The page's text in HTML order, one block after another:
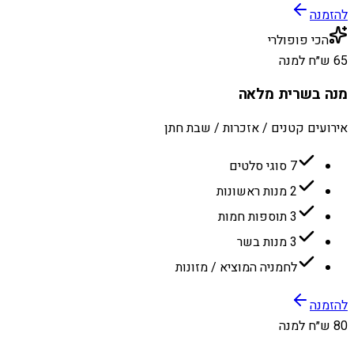
להזמנה
הכי פופולרי
65 ש״ח למנה
מנה בשרית מלאה
אירועים קטנים / אזכרות / שבת חתן
7 סוגי סלטים
2 מנות ראשונות
3 תוספות חמות
3 מנות בשר
לחמניה המוציא / מזונות
להזמנה
80 ש״ח למנה